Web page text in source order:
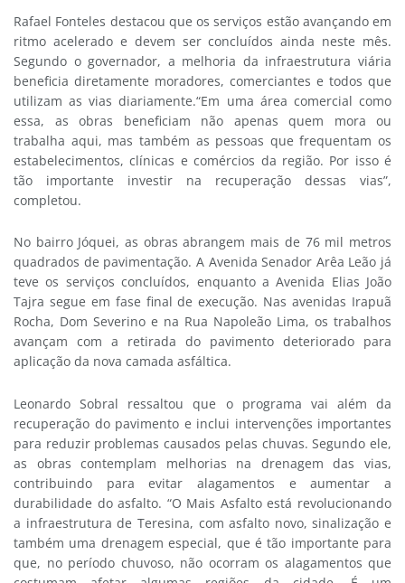
Rafael Fonteles destacou que os serviços estão avançando em
ritmo acelerado e devem ser concluídos ainda neste mês.
Segundo o governador, a melhoria da infraestrutura viária
beneficia diretamente moradores, comerciantes e todos que
utilizam as vias diariamente.“Em uma área comercial como
essa, as obras beneficiam não apenas quem mora ou
trabalha aqui, mas também as pessoas que frequentam os
estabelecimentos, clínicas e comércios da região. Por isso é
tão importante investir na recuperação dessas vias”,
completou.
No bairro Jóquei, as obras abrangem mais de 76 mil metros
quadrados de pavimentação. A Avenida Senador Arêa Leão já
teve os serviços concluídos, enquanto a Avenida Elias João
Tajra segue em fase final de execução. Nas avenidas Irapuã
Rocha, Dom Severino e na Rua Napoleão Lima, os trabalhos
avançam com a retirada do pavimento deteriorado para
aplicação da nova camada asfáltica.
Leonardo Sobral ressaltou que o programa vai além da
recuperação do pavimento e inclui intervenções importantes
para reduzir problemas causados pelas chuvas. Segundo ele,
as obras contemplam melhorias na drenagem das vias,
contribuindo para evitar alagamentos e aumentar a
durabilidade do asfalto. “O Mais Asfalto está revolucionando
a infraestrutura de Teresina, com asfalto novo, sinalização e
também uma drenagem especial, que é tão importante para
que, no período chuvoso, não ocorram os alagamentos que